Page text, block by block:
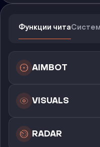
Функции чита
AIMBOT
VISUALS
RADAR